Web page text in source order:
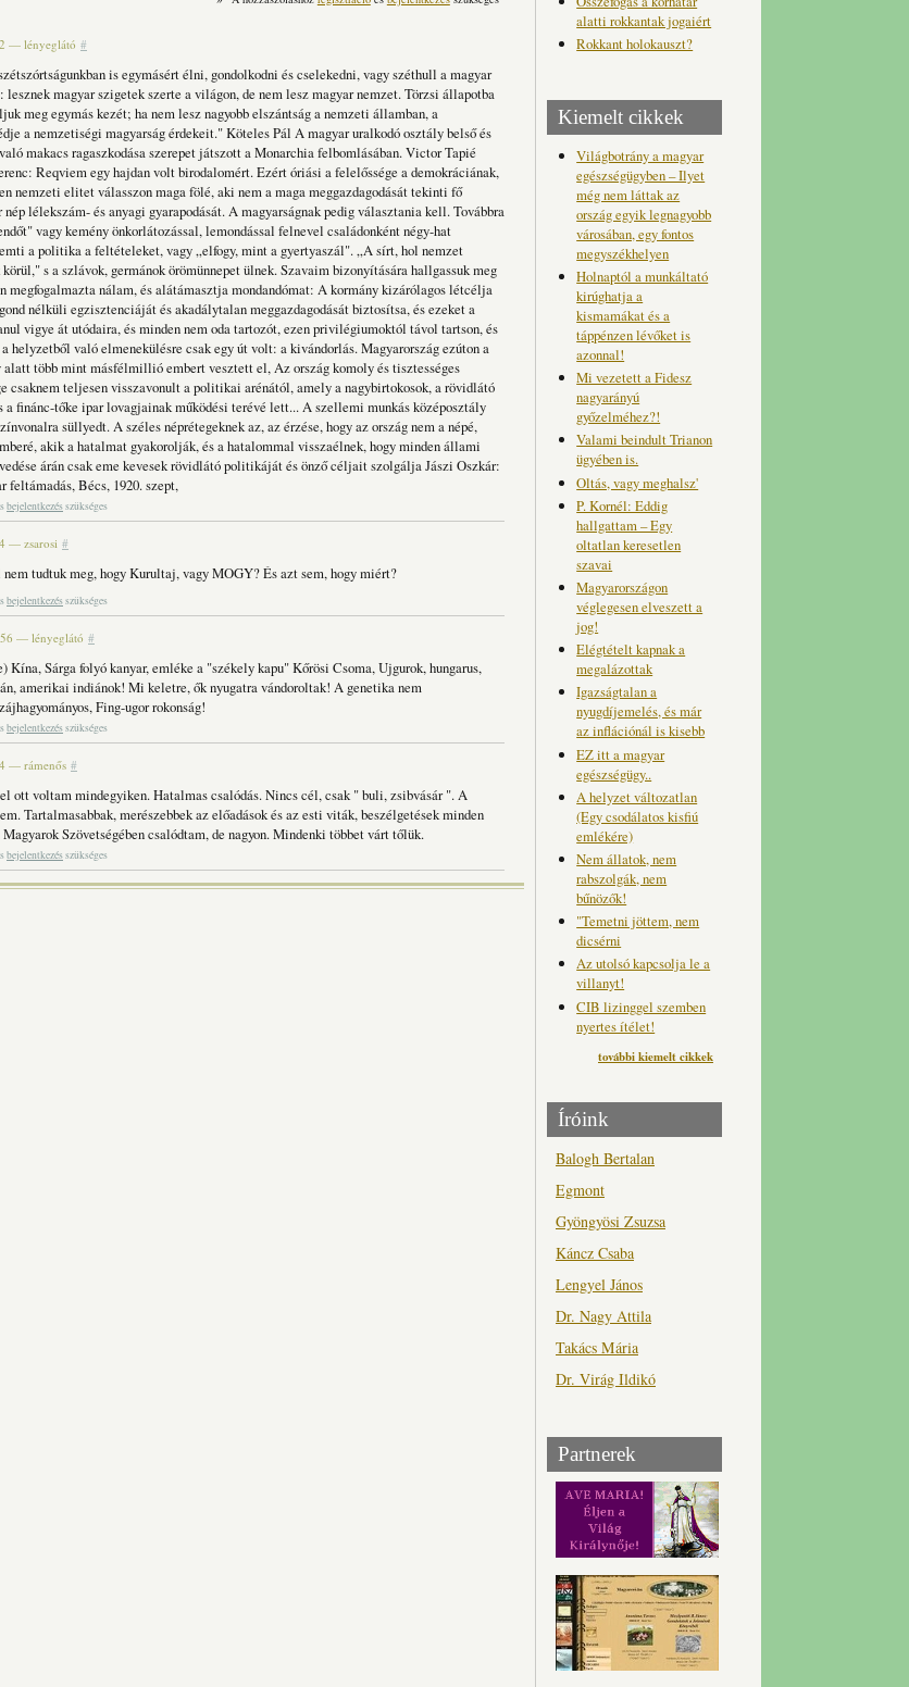
— lényeglátó #
is egymásért élni, gondolkodni és cselekedni, vagy széthull a ma­gyar
magyar szigetek szerte a világon, de nem lesz magyar nemzet. Törzsi álla­potba
meg egymás kezét; ha nem lesz nagyobb elszántság a nemzeti államban, a
a nemzetiségi magyarság érdekeit." Köteles Pál A magyar uralkodó osztály belső és
makacs ragaszkodása szerepet játszott a Monarchia felbomlásában. Victor Tapié
Reqviem egy hajdan volt birodalomért. Ezért óriási a felelőssége a demokráciának,
nemzeti elitet válasszon maga fölé, aki nem a maga meggazdagodását tekinti fő
nép lélekszám- és anyagi gyarapodását. A magyarságnak pedig választania kell. Továbbra
vagy kemény önkorlátozással, lemondással felnevel családonként négy-hat
a politika a feltételeket, vagy „elfogy, mint a gyertyaszál". „A sírt, hol nemzet
s a szlávok, germánok örömünnepet ülnek. Szavaim bizonyítására hallgassuk meg
megfogalmazta nálam, és alátámasztja mondandómat: A kormány kizárólagos létcélja
nélküli egzisztenciáját és akadálytalan meggazdagodását biztosítsa, és ezeket a
vigye át utódaira, és minden nem oda tartozót, ezen privilégiumoktól távol tartson, és
helyzetből való elmenekülésre csak egy út volt: a kivándorlás. Magyarország ezúton a
alatt több mint másfélmillió embert vesztett el, Az ország komoly és tisztességes
csaknem teljesen visszavonult a politikai arénától, amely a nagybirtokosok, a rövidlátó
a finánc-tőke ipar lovagjainak működési terévé lett... A szellemi munkás középosztály
süllyedt. A széles néprétegeknek az, az érzése, hogy az ország nem a népé,
akik a ha­talmat gyakorolják, és a hatalommal visszaélnek, hogy minden állami
árán csak eme kevesek rövidlátó politikáját és önző céljait szolgálja Jászi Oszkár:
feltámadás, Bécs, 1920. szept,
bejelentkezésszükséges
— zsarosi #
tudtuk meg, hogy Kurultaj, vagy MOGY? És azt sem, hogy miért?
bejelentkezésszükséges
— lényeglátó #
Kína, Sárga folyó kanyar, emléke a "székely kapu" Kőrösi Csoma, Ujgurok, hungarus,
amerikai indiánok! Mi keletre, ők nyugatra vándoroltak! A genetika nem
Fing-ugor rokonság!
bejelentkezésszükséges
— rámenős #
ott voltam mindegyiken. Hatalmas csalódás. Nincs cél, csak " buli, zsibvásár ". A
Tartalmasabbak, merészebbek az előadások és az esti viták, beszélgetések minden
Szövetségében csalódtam, de nagyon. Mindenki többet várt tőlük.
bejelentkezésszükséges
alatti rokkantak jogaiért
Rokkant holokauszt?
Kiemelt cikkek
Világbotrány a magyar
egészségügyben – Ilyet
még nem láttak az
ország egyik legnagyobb
városában, egy fontos
megyszékhelyen
Holnaptól a munkáltató
kirúghatja a
kismamákat és a
táppénzen lévőket is
azonnal!
Mi vezetett a Fidesz
nagyarányú
győzelméhez?!
Valami beindult Trianon
ügyében is.
Oltás, vagy meghalsz'
P. Kornél: Eddig
hallgattam – Egy
oltatlan keresetlen
szavai
Magyarországon
véglegesen elveszett a
jog!
Elégtételt kapnak a
megalázottak
Igazságtalan a
nyugdíjemelés, és már
az inflációnál is kisebb
EZ itt a magyar
egészségügy..
A helyzet változatlan
(Egy csodálatos kisfiú
emlékére)
Nem állatok, nem
rabszolgák, nem
bűnözők!
"Temetni jöttem, nem
dicsérni
Az utolsó kapcsolja le a
villanyt!
CIB lizinggel szemben
nyertes ítélet!
további kiemelt cikkek
Íróink
Balogh Bertalan
Egmont
Gyöngyösi Zsuzsa
Káncz Csaba
Lengyel János
Dr. Nagy Attila
Takács Mária
Dr. Virág Ildikó
Partnerek